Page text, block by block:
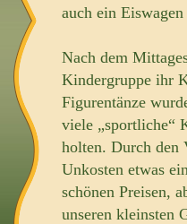
auch ein
Nach dem
Kindergruppe ihr
Figurentänze
viele „sportliche“
holten. Durch den
Unkosten etwas
schönen Preisen,
unseren kleinsten